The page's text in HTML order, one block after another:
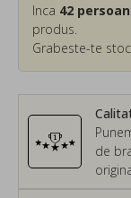
de
Inca 42
produs.
Grabeste-te